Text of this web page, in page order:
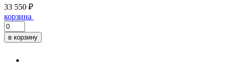
33 550 ₽
корзина
в корзину